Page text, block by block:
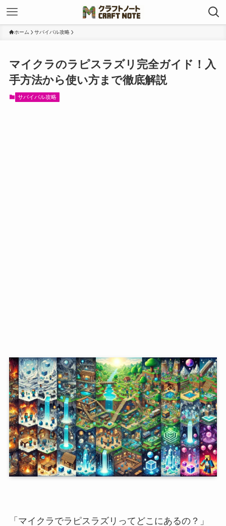
ホーム サバイバル攻略
マイクラのラピスラズリ完全ガイド！入
手方法から使い方まで徹底解説
サバイバル攻略
「マイクラでラピスラズリってどこにあるの？」